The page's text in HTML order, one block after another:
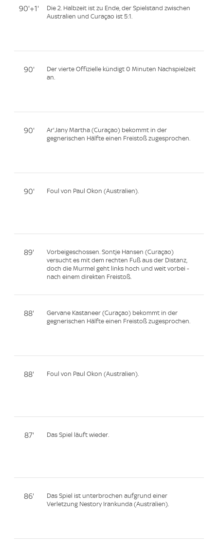
90'+1'
Die 2. Halbzeit ist zu Ende, der Spielstand zwischen
Australien und Curaçao ist 5:1.
90'
Der vierte Offizielle kündigt 0 Minuten Nachspielzeit
an.
90'
Ar'Jany Martha (Curaçao) bekommt in der
gegnerischen Hälfte einen Freistoß zugesprochen.
90' Foul von Paul Okon (Australien).
89'
Vorbeigeschossen. Sontje Hansen (Curaçao)
versucht es mit dem rechten Fuß aus der Distanz,
doch die Murmel geht links hoch und weit vorbei -
nach einem direkten Freistoß.
88'
Gervane Kastaneer (Curaçao) bekommt in der
gegnerischen Hälfte einen Freistoß zugesprochen.
88' Foul von Paul Okon (Australien).
87' Das Spiel läuft wieder.
86'
Das Spiel ist unterbrochen aufgrund einer
Verletzung Nestory Irankunda (Australien).